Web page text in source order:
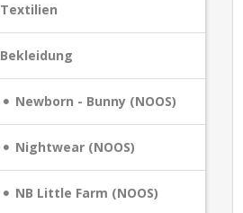
Textilien
Bekleidung
Newborn - Bunny (NOOS)
Nightwear (NOOS)
NB Little Farm (NOOS)